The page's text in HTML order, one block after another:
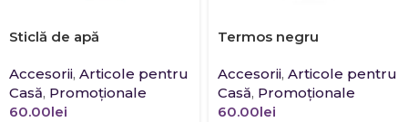
Sticlă de apă
Accesorii, Articole pentru
Casă, Promoţionale
60.00lei
Termos negru
Accesorii, Articole pentru
Casă, Promoţionale
60.00lei